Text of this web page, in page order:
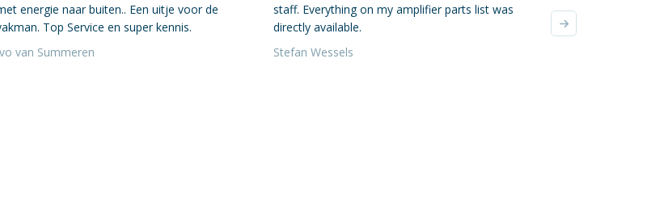
energie naar buiten.. Een uitje voor de
Top Service en super kennis.
van Summeren
staff. Everything on my amplifier parts list was
directly available.
Stefan Wessels
verzonden, super!
waren zeer